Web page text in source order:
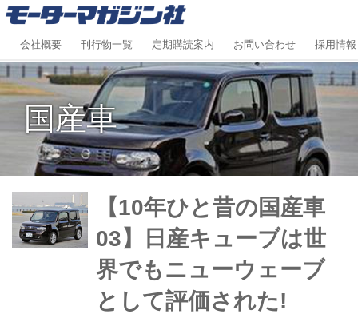
会社概要 刊行物一覧 定期購読案内 お問い合わせ 採用情報
国産車
【10年ひと昔の国産車
03】日産キューブは世
界でもニューウェーブ
として評価された!